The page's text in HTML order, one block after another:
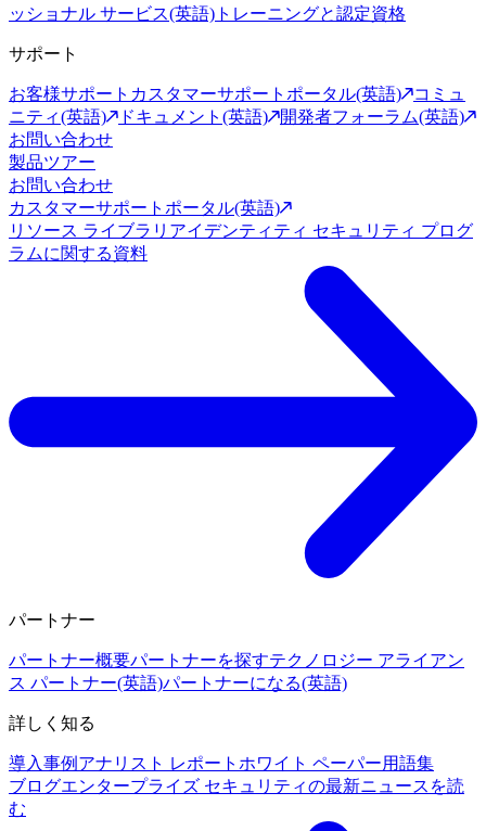
ッショナル サービス(英語) トレーニングと認定資格
サポート
お客様サポート カスタマーサポートポータル(英語)
コミュ
ニティ(英語)
ドキュメント(英語)
開発者フォーラム(英語)
お問い合わせ
製品ツアー
お問い合わせ
カスタマーサポートポータル(英語)
リソース ライブラリ アイデンティティ セキュリティ プログ
ラムに関する資料
パートナー
パートナー概要パートナーを探すテクノロジー アライアン
ス パートナー(英語)パートナーになる(英語)
詳しく知る
導入事例 アナリスト レポート ホワイト ペーパー用語集
ブログエンタープライズ セキュリティの最新ニュースを読
む